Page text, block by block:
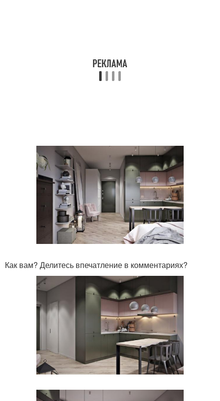
Как вам? Делитесь впечатление в комментариях?